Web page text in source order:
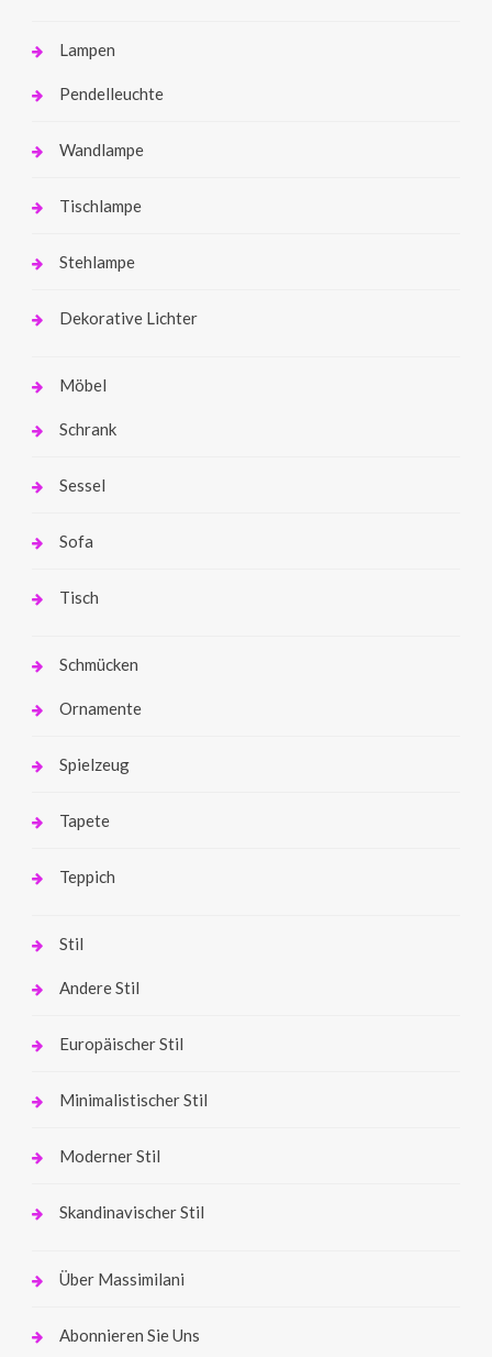
Lampen
Pendelleuchte
Wandlampe
Tischlampe
Stehlampe
Dekorative Lichter
Möbel
Schrank
Sessel
Sofa
Tisch
Schmücken
Ornamente
Spielzeug
Tapete
Teppich
Stil
Andere Stil
Europäischer Stil
Minimalistischer Stil
Moderner Stil
Skandinavischer Stil
Über Massimilani
Abonnieren Sie Uns